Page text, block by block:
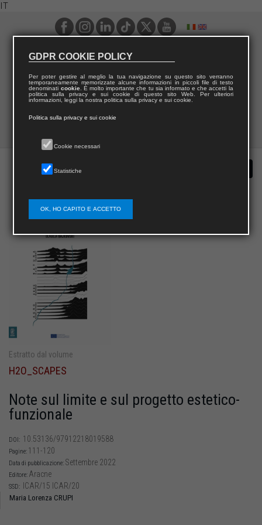
IT
Estratto dal volume
H2O_SCAPES
Note sul limite e sul progetto estetico-
funzionale
DOI: 10.53136/97912218019588
Pagine: 111-120
Data di pubblicazione: Settembre 2022
Editore: Aracne
SSD: ICAR/15 ICAR/20
Maria Lorenza CRUPI
GDPR COOKIE POLICY
Per poter gestire al meglio la tua navigazione su questo sito verranno
temporaneamente memorizzate alcune informazioni in piccoli file di testo
denominati cookie. È molto importante che tu sia informato e che accetti la
politica sulla privacy e sui cookie di questo sito Web. Per ulteriori
informazioni, leggi la nostra politica sulla privacy e sui cookie.
Politica sulla privacy e sui cookie
Cookie necessari
Statistiche
OK, HO CAPITO E ACCETTO